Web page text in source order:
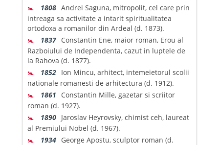
🚼 1808 Andrei Saguna, mitropolit, cel care prin
intreaga sa activitate a intarit spiritualitatea
ortodoxa a romanilor din Ardeal (d. 1873).
🚼 1837 Constantin Ene, maior roman, Erou al
Razboiului de Independenta, cazut in luptele de
la Rahova (d. 1877).
🚼 1852 Ion Mincu, arhitect, intemeietorul scolii
nationale romanesti de arhitectura (d. 1912).
🚼 1861
Constantin Mille, gazetar si scriitor
roman (d. 1927).
🚼 1890 Jaroslav Heyrovsky, chimist ceh, laureat
al Premiului Nobel (d. 1967).
🚼 1934 George Apostu, sculptor roman (d.